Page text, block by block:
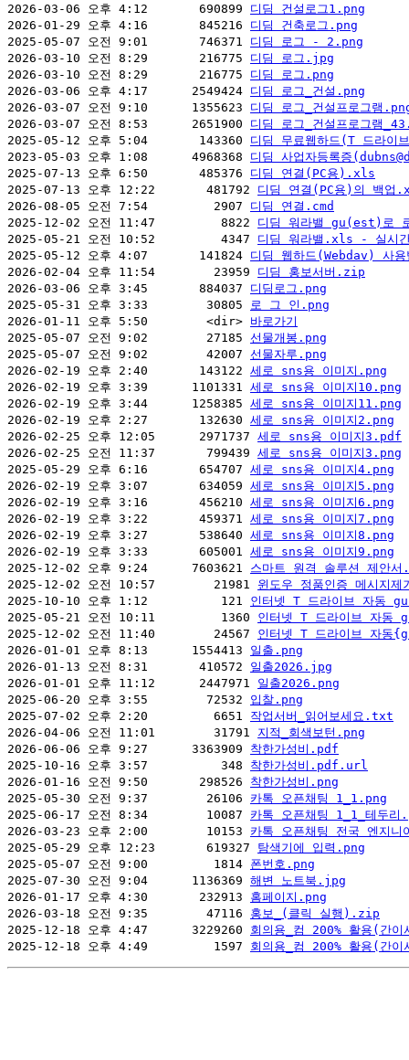
2026-03-06 오후 4:12       690899 디딤 건설로그1.png
2026-01-29 오후 4:16       845216 디딤 건축로그.png
2025-05-07 오전 9:01       746371 디딤 로그 - 2.png
2026-03-10 오전 8:29       216775 디딤 로그.jpg
2026-03-10 오전 8:29       216775 디딤 로그.png
2026-03-06 오후 4:17      2549424 디딤 로그_건설.png
2026-03-07 오전 9:10      1355623 디딤 로그_건설프로그램
2026-03-07 오전 8:53      2651900 디딤 로그_건설프로그램
2025-05-12 오후 5:04       143360 디딤 무료웹하드(T 드라이
2023-05-03 오후 1:08      4968368 디딤 사업자등록증
2025-07-13 오후 6:50       485376 디딤 연결(PC용).xls
2025-07-13 오후 12:22       481792 디딤 연결(PC용)의 백업
2026-08-05 오전 7:54         2907 디딤 연결.cmd
2025-12-02 오전 11:47         8822 디딤 워라밸 gu(est)로
2025-05-21 오전 10:52         4347 디딤 워라밸.xls - 실시
2025-05-12 오후 4:07       141824 디딤 웹하드(Webdav) 사
2026-02-04 오후 11:54        23959 디딤 홍보서버.zip
2026-03-06 오후 3:45       884037 디딤로그.png
2025-05-31 오후 3:33        30805 로 그 인.png
2026-01-11 오후 5:50        <dir> 바로가기
2025-05-07 오전 9:02        27185 선물개봉.png
2025-05-07 오전 9:02        42007 선물자루.png
2026-02-19 오후 2:40       143122 세로 sns용 이미지.png
2026-02-19 오후 3:39      1101331 세로 sns용 이미지10.png
2026-02-19 오후 3:44      1258385 세로 sns용 이미지11.png
2026-02-19 오후 2:27       132630 세로 sns용 이미지2.png
2026-02-25 오후 12:05      2971737 세로 sns용 이미지3.pdf
2026-02-25 오전 11:37       799439 세로 sns용 이미지3.png
2025-05-29 오후 6:16       654707 세로 sns용 이미지4.png
2026-02-19 오후 3:07       634059 세로 sns용 이미지5.png
2026-02-19 오후 3:16       456210 세로 sns용 이미지6.png
2026-02-19 오후 3:22       459371 세로 sns용 이미지7.png
2026-02-19 오후 3:27       538640 세로 sns용 이미지8.png
2026-02-19 오후 3:33       605001 세로 sns용 이미지9.png
2025-12-02 오후 9:24      7603621 스마트 원격 솔루션 제안
2025-12-02 오전 10:57        21981 윈도우 정품인증 메시지
2025-10-10 오후 1:12          121 인터넷 T 드라이브 자동
2025-05-21 오전 10:11         1360 인터넷 T 드라이브 자
2025-12-02 오전 11:40        24567 인터넷 T 드라이브 자
2026-01-01 오후 8:13      1554413 일출.png
2026-01-13 오전 8:31       410572 일출2026.jpg
2026-01-01 오후 11:12      2447971 일출2026.png
2025-06-20 오후 3:55        72532 입찰.png
2025-07-02 오후 2:20         6651 작업서버_읽어보세요.txt
2026-04-06 오전 11:01        31791 지적_회색보턴.png
2026-06-06 오후 9:27      3363909 착한가성비.pdf
2025-10-16 오후 3:57          348 착한가성비.pdf.url
2026-01-16 오전 9:50       298526 착한가성비.png
2025-05-30 오전 9:37        26106 카톡 오픈채팅 1_1.png
2025-06-17 오전 8:34        10087 카톡 오픈채팅 1_1_테두리
2026-03-23 오후 2:00        10153 카톡 오픈채팅 전국 엔지니
2025-05-29 오후 12:23       619327 탐색기에 입력.png
2025-05-07 오전 9:00         1814 폰번호.png
2025-07-30 오전 9:04      1136369 해변 노트북.jpg
2026-01-17 오후 4:30       232913 홈페이지.png
2026-03-18 오전 9:35        47116 홍보_(클릭 실행).zip
2025-12-18 오후 4:47      3229260 회의용_컴 200% 활용(간
2025-12-18 오후 4:49         1597 회의용_컴 200% 활용(